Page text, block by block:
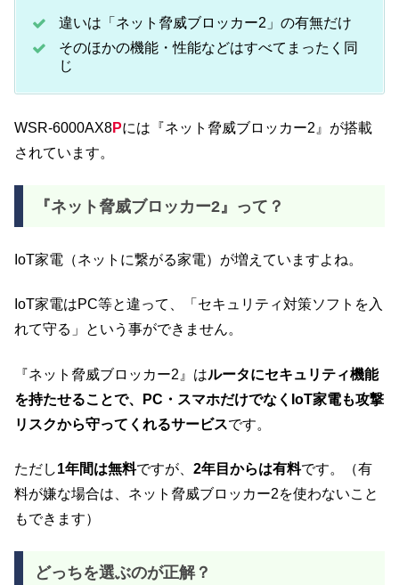
違いは「ネット脅威ブロッカー2」の有無だけ
そのほかの機能・性能などはすべてまったく同
じ
WSR-6000AX8Pには『ネット脅威ブロッカー2』が搭載
されています。
『ネット脅威ブロッカー2』って？
IoT家電（ネットに繋がる家電）が増えていますよね。
IoT家電はPC等と違って、「セキュリティ対策ソフトを入
れて守る」という事ができません。
『ネット脅威ブロッカー2』はルータにセキュリティ機能
を持たせることで、PC・スマホだけでなくIoT家電も攻撃
リスクから守ってくれるサービスです。
ただし1年間は無料ですが、 2年目からは有料です。（有
料が嫌な場合は、ネット脅威ブロッカー2を使わないこと
もできます）
どっちを選ぶのが正解？